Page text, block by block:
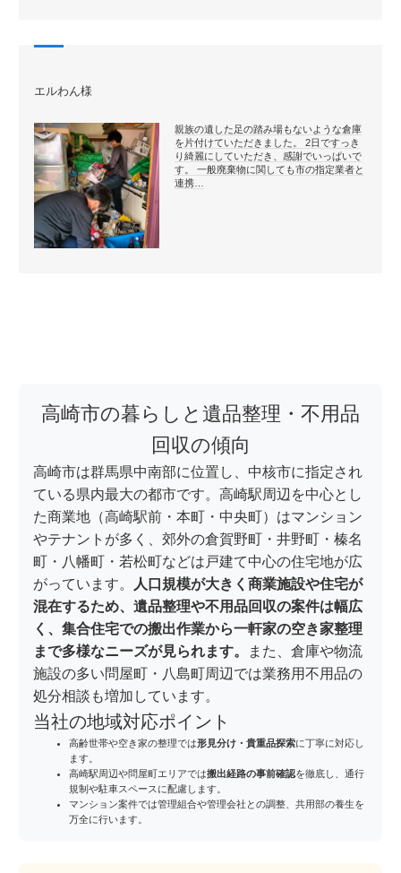
エルわん様
親族の遺した足の踏み場もないような倉庫
を片付けていただきました。 2日ですっき
り綺麗にしていただき、感謝でいっぱいで
す。 一般廃棄物に関しても市の指定業者と
連携…
高崎市の暮らしと遺品整理・不用品
回収の傾向
高崎市は群馬県中南部に位置し、中核市に指定され
ている県内最大の都市です。高崎駅周辺を中心とし
た商業地（高崎駅前・本町・中央町）はマンション
やテナントが多く、郊外の倉賀野町・井野町・榛名
町・八幡町・若松町などは戸建て中心の住宅地が広
がっています。
人口規模が大きく商業施設や住宅が
混在するため、遺品整理や不用品回収の案件は幅広
く、集合住宅での搬出作業から一軒家の空き家整理
まで多様なニーズが見られます。
また、倉庫や物流
施設の多い問屋町・八島町周辺では業務用不用品の
処分相談も増加しています。
当社の地域対応ポイント
高齢世帯や空き家の整理では形見分け・貴重品探索に丁寧に対応し
ます。
高崎駅周辺や問屋町エリアでは搬出経路の事前確認を徹底し、通行
規制や駐車スペースに配慮します。
マンション案件では管理組合や管理会社との調整、共用部の養生を
万全に行います。